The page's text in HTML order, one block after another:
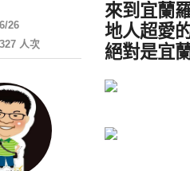
來到宜蘭
地人超愛
絕對是宜
26
人次